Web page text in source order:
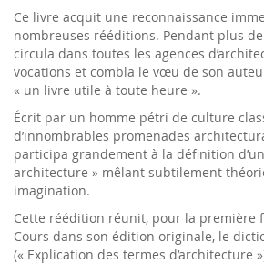
Ce livre acquit une reconnaissance
nombreuses rééditions. Pendant plus de
circula dans toutes les agences
vocations et combla le vœu de son
« un livre utile à toute heure ».
Écrit par un homme pétri de culture
d’innombrables promenades
participa grandement à la définition
architecture » mêlant subtilement
imagination.
Cette réédition réunit, pour la première
Cours dans son édition originale, le
(« Explication des termes d’architecture